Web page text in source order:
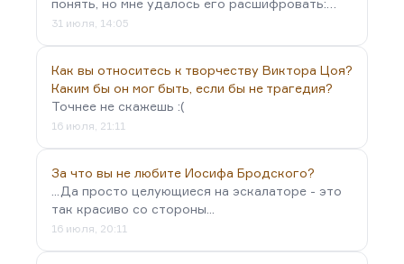
понять, но мне удалось его расшифровать:…
31 июля, 14:05
Как вы относитесь к творчеству Виктора Цоя?
Каким бы он мог быть, если бы не трагедия?
Точнее не скажешь :(
16 июля, 21:11
За что вы не любите Иосифа Бродского?
...Да просто целующиеся на эскалаторе - это
так красиво со стороны...
16 июля, 20:11